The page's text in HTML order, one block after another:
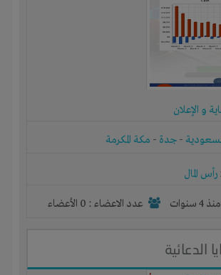
و الإعلان
- جدة - مكة المكرمة
رأس المال
منذ 4 سنوات عدد الاعضاء : 0 الأعضاء
الدعائية